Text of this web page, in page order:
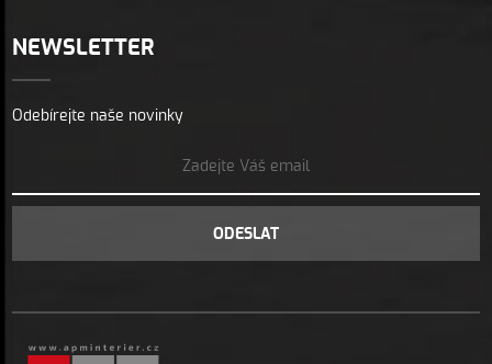
NEWSLETTER
Odebírejte naše novinky
ODESLAT